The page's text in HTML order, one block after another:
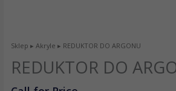
Sklep ▸Akryle ▸ REDUKTOR DO ARGONU
REDUKTOR DO